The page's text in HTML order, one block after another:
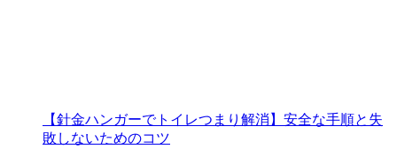
【針金ハンガーでトイレつまり解消】安全な手順と失
敗しないためのコツ